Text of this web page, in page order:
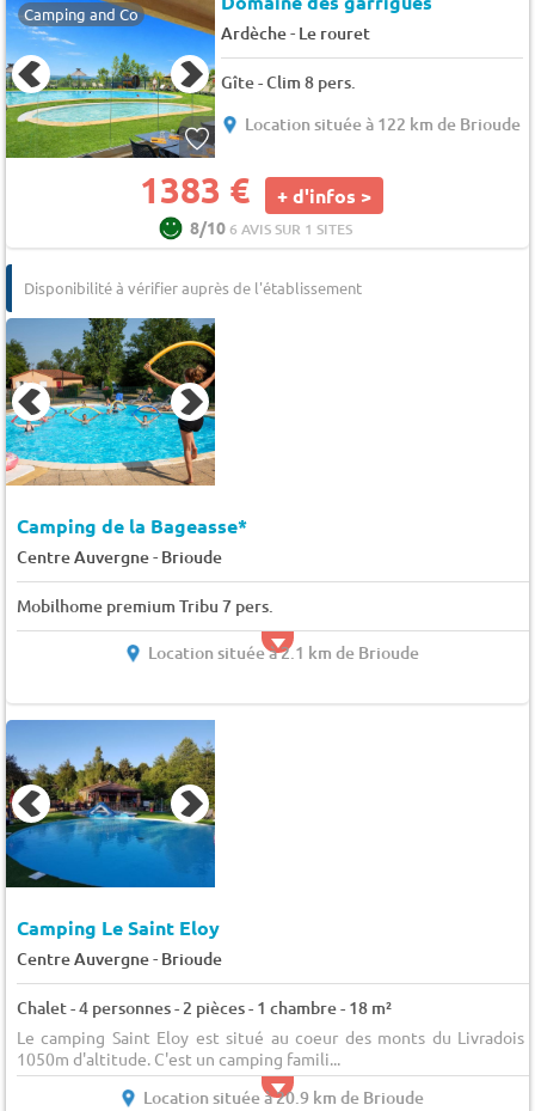
Camping and Co
Ardèche- Le rouret
Gîte - Clim 8 pers.
Location située à 122 km de Brioude
1383 € + d'infos >
8/106 AVIS SUR 1 SITES
Disponibilité à vérifier auprès de l'établissement
Camping de la Bageasse*
Centre Auvergne- Brioude
Mobilhome premium Tribu 7 pers.
Location située à 2.1 km de Brioude
Camping Le Saint Eloy
Centre Auvergne- Brioude
Chalet - 4 personnes - 2 pièces - 1 chambre - 18 m²
Le camping Saint Eloy est situé au coeur des monts du Livradois
1050m d'altitude. C'est un camping famili...
Location située à 20.9 km de Brioude